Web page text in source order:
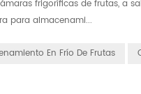
frigoríficas de frutas, a
para almacenami...
En Frío De Frutas